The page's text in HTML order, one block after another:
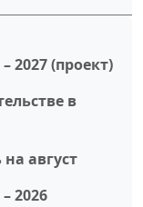
2027 (проект)
в
август
2026